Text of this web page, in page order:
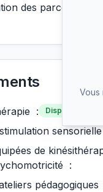
des parcours de
: Disponible
de
:
pédagogiques
Vous